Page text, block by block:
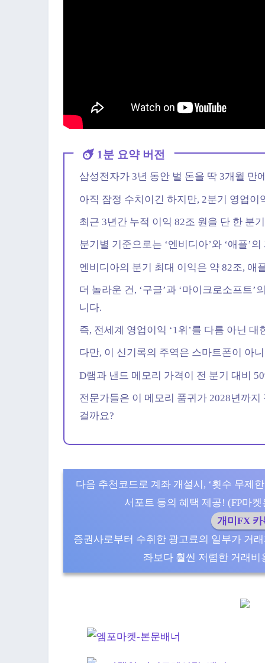
1분 요약 버전
삼성전자가 3년 동안 벌 돈을 딱 3개월 만
아직 잠정 수치이긴 하지만, 2분기 영업
최근 3년간 누적 이익 82조 원을 단 한 분
분기별 기준으로는 ‘엔비디아’와 ‘애플’
엔비디아의 분기 최대 이익은 약 82조, 애
더 놀라운 건, ‘구글’과 ‘마이크로소프트
니다.
즉, 전세계 영업이익 ‘1위’를 다름 아닌
다만, 이 신기록의 주역은 스마트폰이 아
D램과 낸드 메모리 가격이 전 분기 대비
전문가들은 이 메모리 품귀가 2028년까
걸까요?
다음 추천코드로 계좌 개설시, ‘횟수 무제
서포트 등의 혜택 제공! (FP마
개미FX
증권사로부터 수취한 광고료의 일부가 거
좌보다 훨씬 저렴한 거래